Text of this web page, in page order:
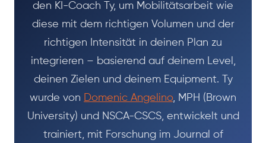
den KI-Coach Ty, um Mobilitätsarbeit wie
diese mit dem richtigen Volumen und der
richtigen Intensität in deinen Plan zu
integrieren – basierend auf deinem Level,
deinen Zielen und deinem Equipment. Ty
wurde von
Domenic Angelino, MPH (Brown
University) und NSCA-CSCS, entwickelt und
trainiert, mit Forschung im Journal of